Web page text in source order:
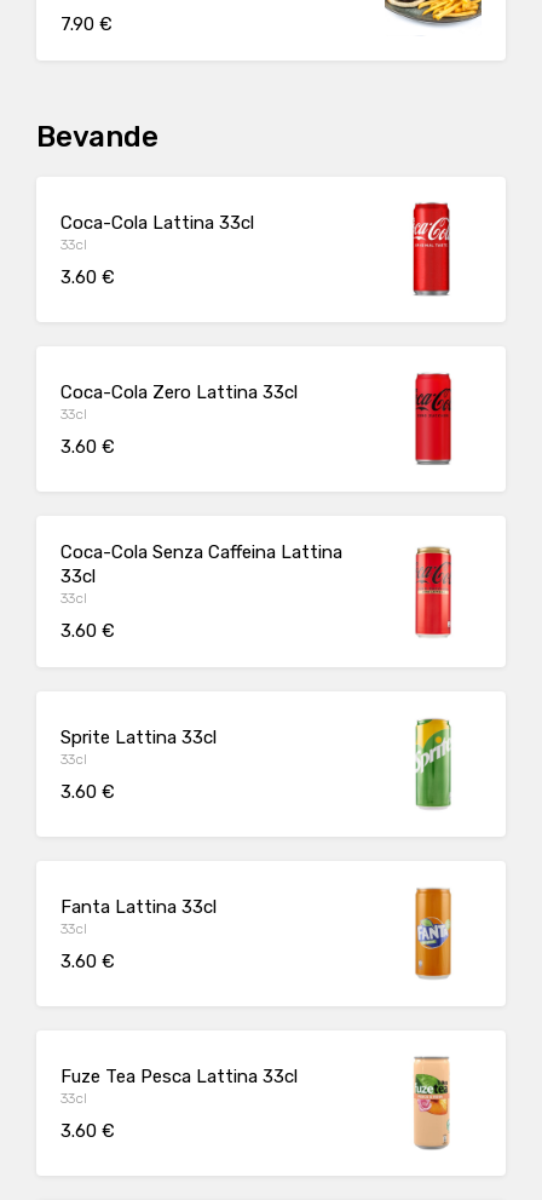
7.90 €
Bevande
Coca-Cola Lattina 33cl
33cl
3.60 €
Coca-Cola Zero Lattina 33cl
33cl
3.60 €
Coca-Cola Senza Caffeina Lattina
33cl
33cl
3.60 €
Sprite Lattina 33cl
33cl
3.60 €
Fanta Lattina 33cl
33cl
3.60 €
Fuze Tea Pesca Lattina 33cl
33cl
3.60 €